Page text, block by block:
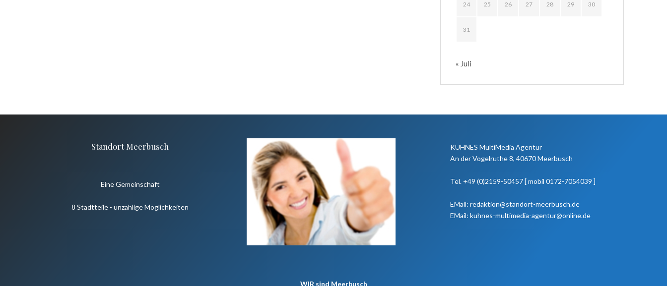
24 25 26 27 28 29 30
31
« Juli
Standort Meerbusch
Eine Gemeinschaft
8 Stadtteile - unzählige Möglichkeiten
WIR sind Meerbusch
KUHNES MultiMedia Agentur
An der Vogelruthe 8, 40670 Meerbusch
Tel. +49 (0)2159-50457 [ mobil 0172-7054039 ]
EMail: redaktion@standort-meerbusch.de
EMail: kuhnes-multimedia-agentur@online.de